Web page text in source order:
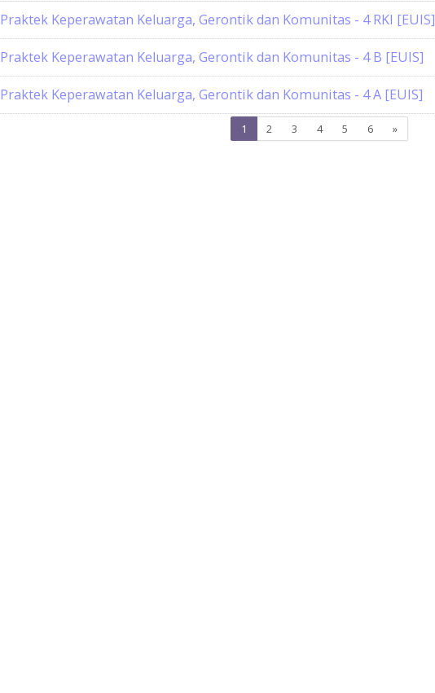
Praktek Keperawatan Keluarga, Gerontik dan Komunitas - 4 RKI [EUIS]
Praktek Keperawatan Keluarga, Gerontik dan Komunitas - 4 B [EUIS]
Praktek Keperawatan Keluarga, Gerontik dan Komunitas - 4 A [EUIS]
1 Page
1
2Page
2
3Page
3
4Page
4
5Page
5
6Page
6
»Next
page